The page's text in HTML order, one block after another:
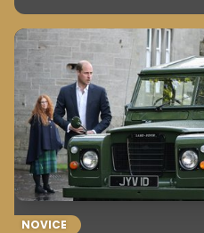
katero koli torbico, ki je bila
Hkrati je originalna torbica
modni kos, ki je bil kdaj koli
NOVICE